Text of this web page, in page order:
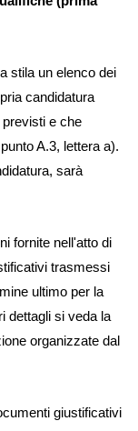
stila un elenco dei
candidatura
e che
A.3, lettera a).
sarà
fornite nell'atto di
trasmessi
ultimo per la
dettagli si veda la
organizzate dal
giustificativi